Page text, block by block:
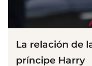
La relación de
príncipe Harry